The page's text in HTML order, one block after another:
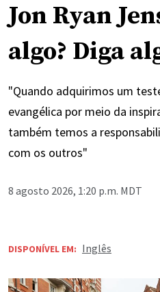
Jon Ryan
algo? Diga
"Quando adquirimos um
evangélica por meio da
também temos a
com os outros"
8 agosto 2026, 1:20 p.m. MDT
DISPONÍVEL EM: Inglês